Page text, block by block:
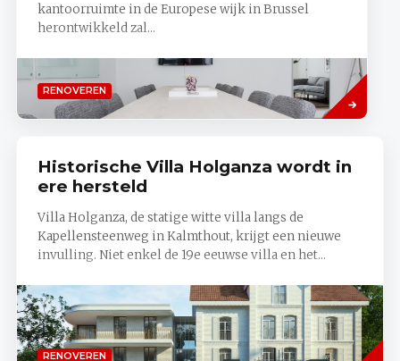
kantoorruimte in de Europese wijk in Brussel
herontwikkeld zal...
RENOVEREN
Lees
meer
Historische Villa Holganza wordt in
ere hersteld
Villa Holganza, de statige witte villa langs de
Kapellensteenweg in Kalmthout, krijgt een nieuwe
invulling. Niet enkel de 19e eeuwse villa en het...
RENOVEREN
Lees